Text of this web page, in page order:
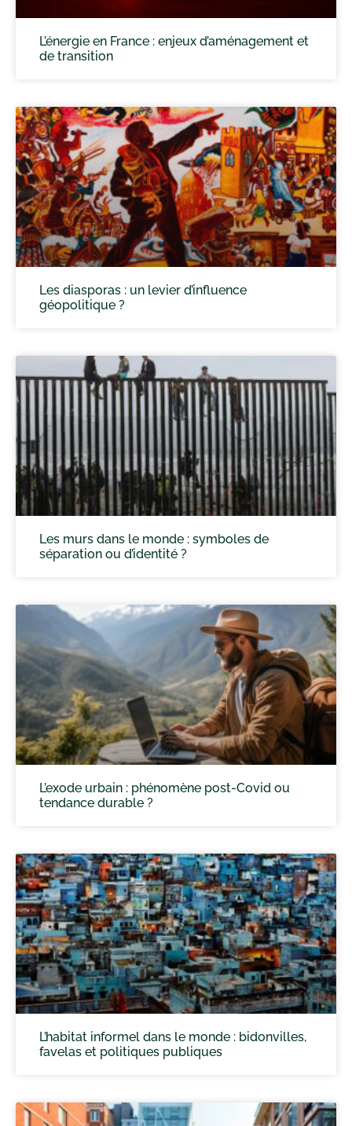
L’énergie en France : enjeux d’aménagement et
de transition
Les diasporas : un levier d’influence
géopolitique ?
Les murs dans le monde : symboles de
séparation ou d’identité ?
L’exode urbain : phénomène post-Covid ou
tendance durable ?
L’habitat informel dans le monde : bidonvilles,
favelas et politiques publiques